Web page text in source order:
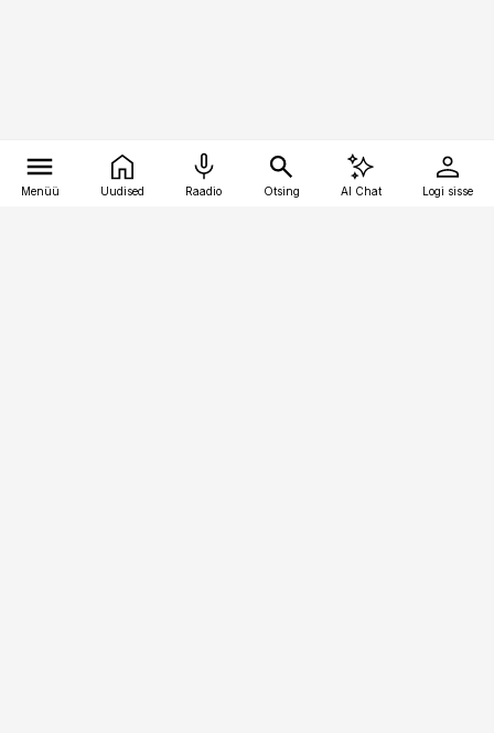
Menüü Uudised Raadio Otsing AI Chat Logi sisse